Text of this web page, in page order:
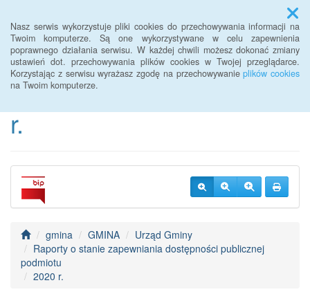
Nasz serwis wykorzystuje pliki cookies do przechowywania informacji na
Twoim komputerze. Są one wykorzystywane w celu zapewnienia
poprawnego działania serwisu. W każdej chwili możesz dokonać zmiany
ustawień dot. przechowywania plików cookies w Twojej przeglądarce.
Korzystając z serwisu wyrażasz zgodę na przechowywanieplików cookies
na Twoim komputerze.
Menu
BIP Urzędu Gminy
Janowice Wielkie od 2022
r.
gmina GMINA
Urząd Gminy
Raporty o stanie zapewniania dostępności publicznej
podmiotu
2020 r.